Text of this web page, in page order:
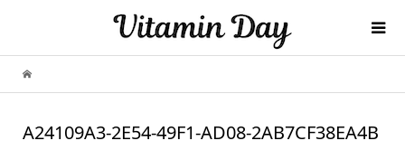
A24109A3-2E54-49F1-AD08-2AB7CF38EA4B